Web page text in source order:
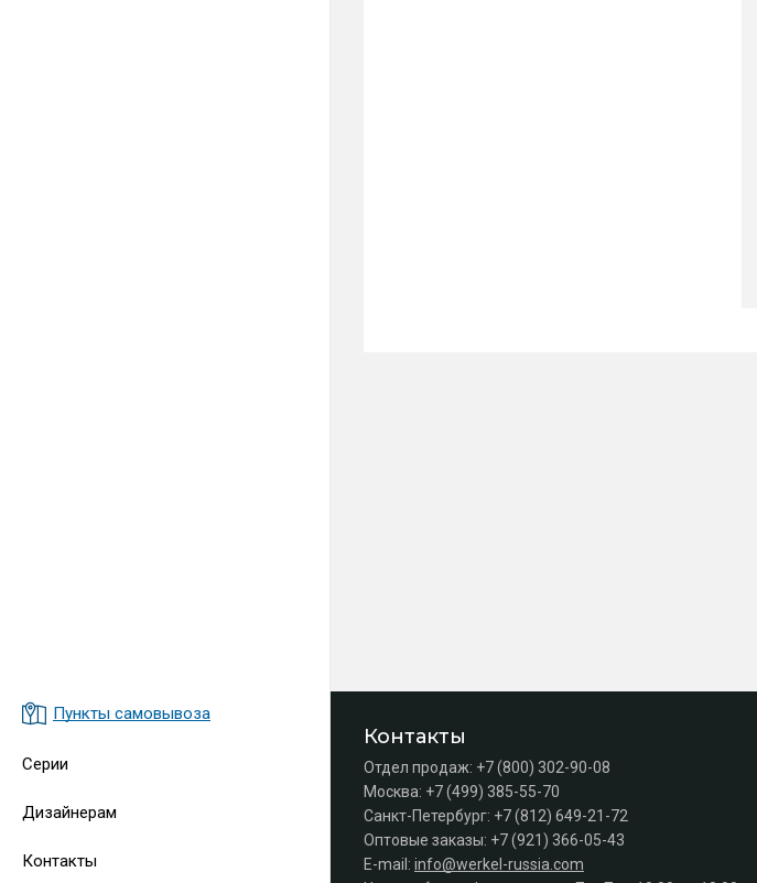
Пункты самовывоза
Серии
Дизайнерам
Контакты
Контакты
Отдел продаж: +7 (800) 302-90-08
Москва: +7 (499) 385-55-70
Санкт-Петербург: +7 (812) 649-21-72
Оптовые заказы: +7 (921) 366-05-43
E-mail: info@werkel-russia.com